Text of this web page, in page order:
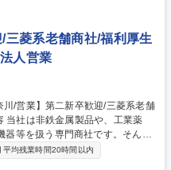
三菱系老舗商社/福利厚生
人営業
器等を扱う専門商社です。そんな
ームエアコン等の卸売)をお任せ
平均残業時間20時間以内